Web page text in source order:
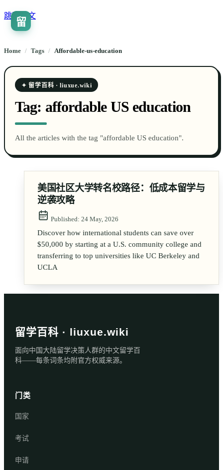
跳到正文
留
Home / Tags / affordable-us-education
✦ 留学百科 · liuxue.wiki
Tag: affordable US education
All the articles with the tag "affordable US education".
美国社区大学转名校路径：低成本留学与
逆袭攻略
Published: 24 May, 2026
Discover how international students can save over
$50,000 by starting at a U.S. community college and
transferring to top universities like UC Berkeley and
UCLA
留学百科 · liuxue.wiki
面向中国大陆留学决策人群的中文留学百
科——每条词条均附官方权威来源。
门类
国家
考试
申请